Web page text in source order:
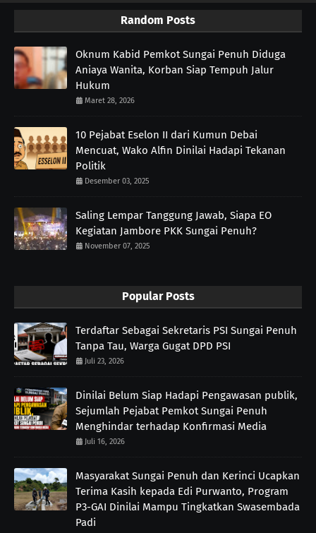
Random Posts
Oknum Kabid Pemkot Sungai Penuh Diduga
Aniaya Wanita, Korban Siap Tempuh Jalur
Hukum
Maret 28, 2026
10 Pejabat Eselon II dari Kumun Debai
Mencuat, Wako Alfin Dinilai Hadapi Tekanan
Politik
Desember 03, 2025
Saling Lempar Tanggung Jawab, Siapa EO
Kegiatan Jambore PKK Sungai Penuh?
November 07, 2025
Popular Posts
Terdaftar Sebagai Sekretaris PSI Sungai Penuh
Tanpa Tau, Warga Gugat DPD PSI
Juli 23, 2026
Dinilai Belum Siap Hadapi Pengawasan publik,
Sejumlah Pejabat Pemkot Sungai Penuh
Menghindar terhadap Konfirmasi Media
Juli 16, 2026
Masyarakat Sungai Penuh dan Kerinci Ucapkan
Terima Kasih kepada Edi Purwanto, Program
P3-GAI Dinilai Mampu Tingkatkan Swasembada
Padi